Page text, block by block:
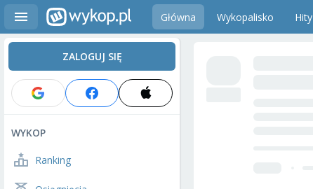
Główna Wykopalisko Hity
ZALOGUJ SIĘ
WYKOP
Ranking